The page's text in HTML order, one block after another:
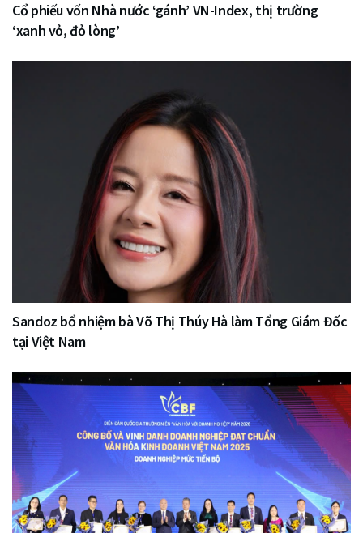
Cổ phiếu vốn Nhà nước ‘gánh’ VN-Index, thị trường
‘xanh vỏ, đỏ lòng’
Sandoz bổ nhiệm bà Võ Thị Thúy Hà làm Tổng Giám Đốc
tại Việt Nam